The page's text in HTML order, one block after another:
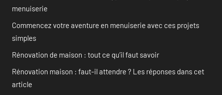
menuiserie
Commencez votre aventure en menuiserie avec ces projets
simples
Rénovation de maison : tout ce qu’il faut savoir
Rénovation maison : faut-il attendre ? Les réponses dans cet
article